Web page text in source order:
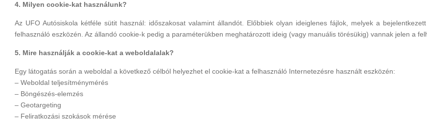
4. Milyen cookie-kat használunk?
Az UFO Autósiskola kétféle sütit használ: időszakosat valamint állandót. Előbbiek olyan ideiglenes fájlok, melyek a
felhasználó eszközén. Az állandó cookie-k pedig a paraméterükben meghatározott ideig (vagy manuális törésükig) vannak jelen a
5. Mire használják a cookie-kat a weboldalalak?
Egy látogatás során a weboldal a következő célból helyezhet el cookie-kat a felhasználó Internetezésre használt eszközén:
– Weboldal teljesítménymérés
– Böngészés-elemzés
– Geotargeting
– Feliratkozási szokások mérése